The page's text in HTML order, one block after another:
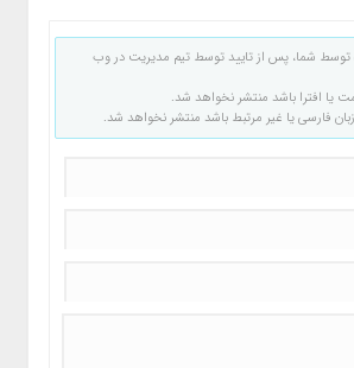
توسط شما، پس از تایید توسط تیم مدیریت در وب
یا افترا باشد منتشر نخواهد شد.
فارسی یا غیر مرتبط باشد منتشر نخواهد شد.